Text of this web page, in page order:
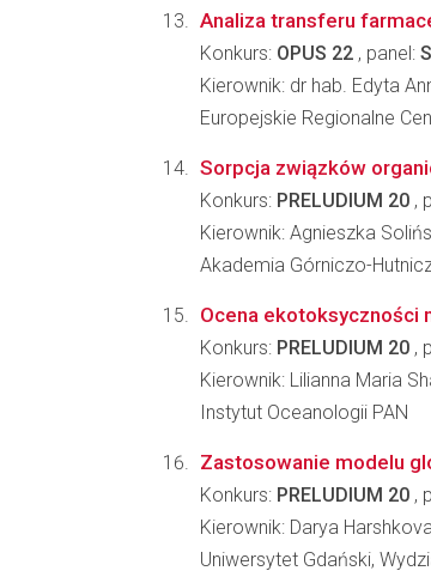
Analiza transferu
Konkurs: OPUS 22 , panel:
Kierownik: dr hab. Edyta
Europejskie Regionalne
Sorpcja związków
Konkurs: PRELUDIUM 20 ,
Kierownik: Agnieszka
Akademia Górniczo-
Ocena ekotoksyczności
Konkurs: PRELUDIUM 20 ,
Kierownik: Lilianna Maria
Instytut Oceanologii PAN
Zastosowanie modelu
Konkurs: PRELUDIUM 20 ,
Kierownik: Darya
Uniwersytet Gdański,